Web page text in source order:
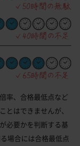
率、合格最低点など
とはできませんが、
必要かを判断する基
場合には合格最低点